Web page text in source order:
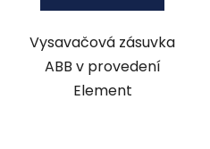
Vysavačová zásuvka
ABB v provedení
Element